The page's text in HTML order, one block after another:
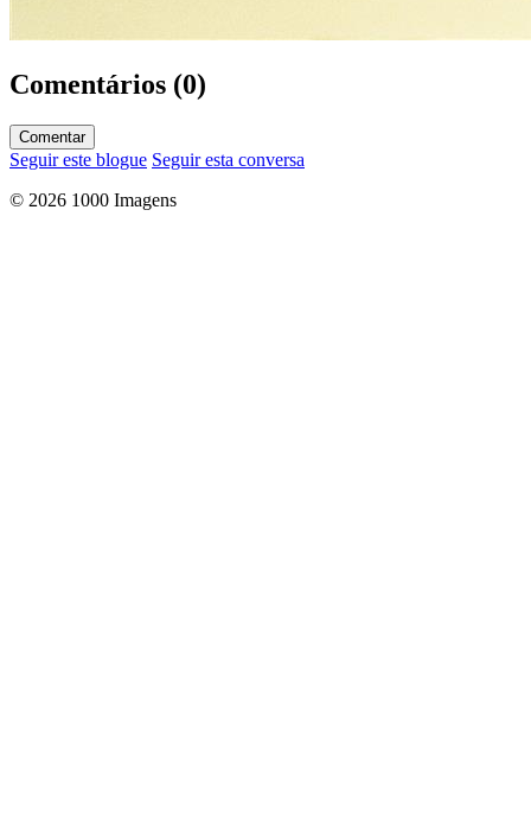
Comentários (0)
Comentar
Seguir este blogue Seguir esta conversa
© 2026 1000 Imagens